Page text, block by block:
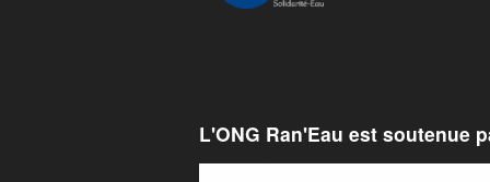
L'ONG Ran'Eau est soutenue